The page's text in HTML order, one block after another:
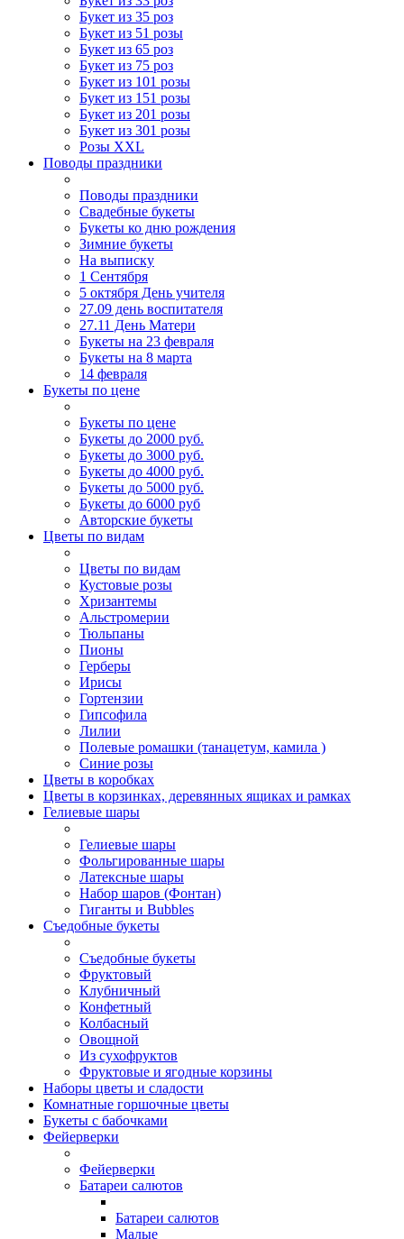
Букет из 35 роз
Букет из 51 розы
Букет из 65 роз
Букет из 75 роз
Букет из 101 розы
Букет из 151 розы
Букет из 201 розы
Букет из 301 розы
Розы XXL
Поводы праздники
Поводы праздники
Свадебные букеты
Букеты ко дню рождения
Зимние букеты
На выписку
1 Сентября
5 октября День учителя
27.09 день воспитателя
27.11 День Матери
Букеты на 23 февраля
Букеты на 8 марта
14 февраля
Букеты по цене
Букеты по цене
Букеты до 2000 руб.
Букеты до 3000 руб.
Букеты до 4000 руб.
Букеты до 5000 руб.
Букеты до 6000 руб
Авторские букеты
Цветы по видам
Цветы по видам
Кустовые розы
Хризантемы
Альстромерии
Тюльпаны
Пионы
Герберы
Ирисы
Гортензии
Гипсофила
Лилии
Полевые ромашки (танацетум, камила )
Синие розы
Цветы в коробках
Цветы в корзинках, деревянных ящиках и рамках
Гелиевые шары
Гелиевые шары
Фольгированные шары
Латексные шары
Набор шаров (Фонтан)
Гиганты и Bubbles
Съедобные букеты
Съедобные букеты
Фруктовый
Клубничный
Конфетный
Колбасный
Овощной
Из сухофруктов
Фруктовые и ягодные корзины
Наборы цветы и сладости
Комнатные горшочные цветы
Букеты с бабочками
Фейерверки
Фейерверки
Батареи салютов
Батареи салютов
Малые